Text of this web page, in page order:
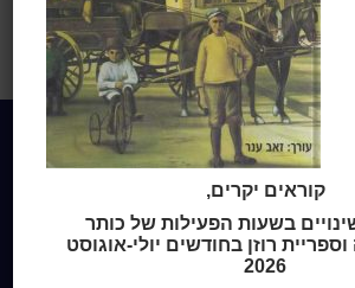
>ספורי
קוראים יקרים,
בשעות הפעילות של כותר
רוזן בחודשים יולי-אוגוסט
2026